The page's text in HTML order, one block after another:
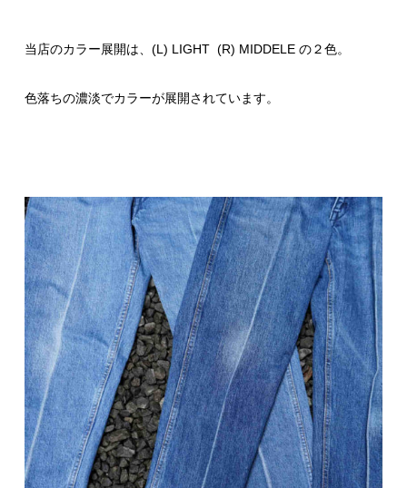
当店のカラー展開は、(L) LIGHT (R) MIDDELE の２色。
色落ちの濃淡でカラーが展開されています。